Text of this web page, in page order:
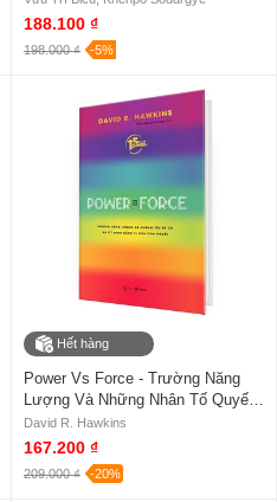
188.100 ₫
198.000 ₫ -5%
Hết hàng
Power Vs Force - Trường Năng
Lượng Và Những Nhân Tố Quyết
Định Tinh Thần, Sức Khỏe Con
Người (Bìa Cứng)
David R. Hawkins
167.200 ₫
209.000 ₫ -20%